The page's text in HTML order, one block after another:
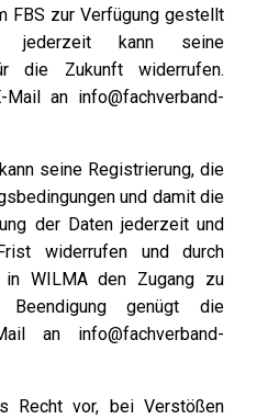
FBS zur Verfügung gestellt
jederzeit kann seine
die Zukunft widerrufen.
Mail an info@fachverband-
seine Registrierung, die
und damit die
der Daten jederzeit und
widerrufen und durch
WILMA den Zugang zu
genügt die
an info@fachverband-
Recht vor, bei Verstößen